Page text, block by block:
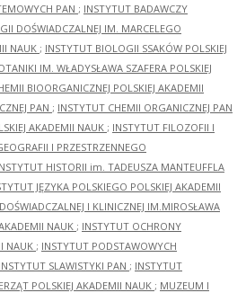
PAN ; INSTYTUT BADAWCZY
DOŚWIADCZALNEJ IM. MARCELEGO
NAUK ; INSTYTUT BIOLOGII SSAKÓW POLSKIEJ
IM. WŁADYSŁAWA SZAFERA POLSKIEJ
BIOORGANICZNEJ POLSKIEJ AKADEMII
PAN ; INSTYTUT CHEMII ORGANICZNEJ PAN
AKADEMII NAUK ; INSTYTUT FILOZOFII I
I PRZESTRZENNEGO
HISTORII im. TADEUSZA MANTEUFFLA
JĘZYKA POLSKIEGO POLSKIEJ AKADEMII
I KLINICZNEJ IM.MIROSŁAWA
NAUK ; INSTYTUT OCHRONY
NAUK ; INSTYTUT PODSTAWOWYCH
INSTYTUT SLAWISTYKI PAN ; INSTYTUT
POLSKIEJ AKADEMII NAUK ; MUZEUM I